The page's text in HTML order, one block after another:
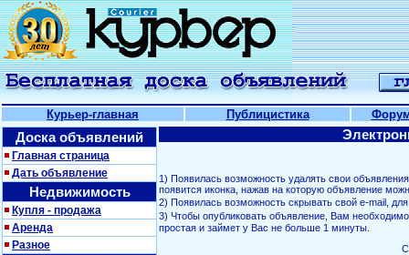
Курьер-главная Публицистика
Доска объявлений
Главная страница
Дать объявление
Недвижимость
Купля - продажа
Аренда
Разное
1) Появилась возможность удалять свои
появится иконка, нажав на которую объявление
2) Появилась возможность скрывать свой е-mail,
3) Чтобы опубликовать объявление, Вам
простая и займет у Вас не больше 1 минуты.